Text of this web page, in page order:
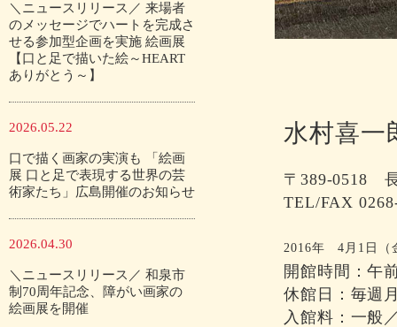
＼ニュースリリース／ 来場者
のメッセージでハートを完成さ
せる参加型企画を実施 絵画展
【口と足で描いた絵～HEART
ありがとう～】
2026.05.22
口で描く画家の実演も 「絵画
展 口と足で表現する世界の芸
術家たち」広島開催のお知らせ
2026.04.30
＼ニュースリリース／ 和泉市
制70周年記念、障がい画家の
絵画展を開催
水村喜
〒389-0518
TEL/FAX
2016年 4月1日（
開館時間：午
休館日：毎週
入館料：一般